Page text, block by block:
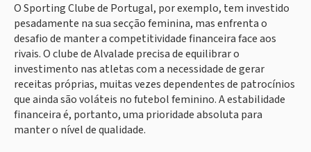
O Sporting Clube de Portugal, por exemplo, tem investido
pesadamente na sua secção feminina, mas enfrenta o
desafio de manter a competitividade financeira face aos
rivais. O clube de Alvalade precisa de equilibrar o
investimento nas atletas com a necessidade de gerar
receitas próprias, muitas vezes dependentes de patrocínios
que ainda são voláteis no futebol feminino. A estabilidade
financeira é, portanto, uma prioridade absoluta para
manter o nível de qualidade.